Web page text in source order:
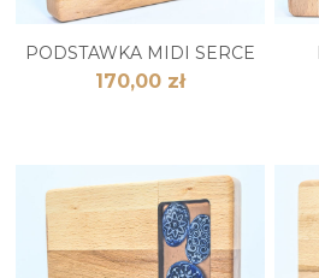
PODSTAWKA MIDI SERCE
170,00 zł